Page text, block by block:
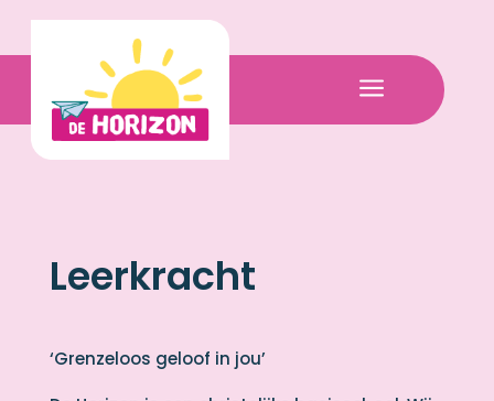
a
Leerkracht
‘Grenzeloos geloof in jou’